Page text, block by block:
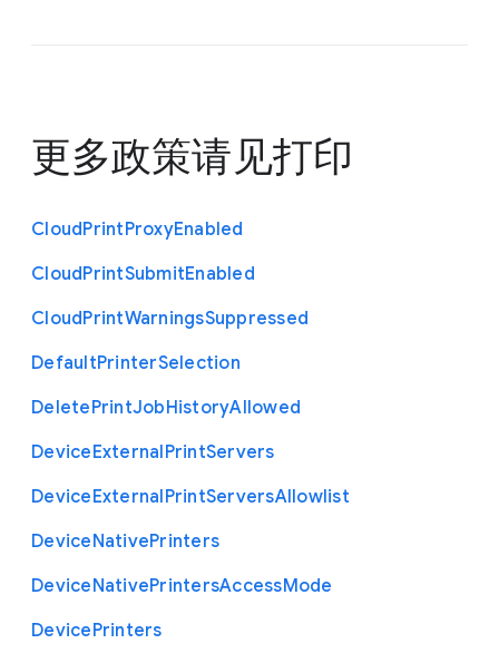
更多政策请见打印
CloudPrintProxyEnabled
CloudPrintSubmitEnabled
CloudPrintWarningsSuppressed
DefaultPrinterSelection
DeletePrintJobHistoryAllowed
DeviceExternalPrintServers
DeviceExternalPrintServersAllowlist
DeviceNativePrinters
DeviceNativePrintersAccessMode
DevicePrinters